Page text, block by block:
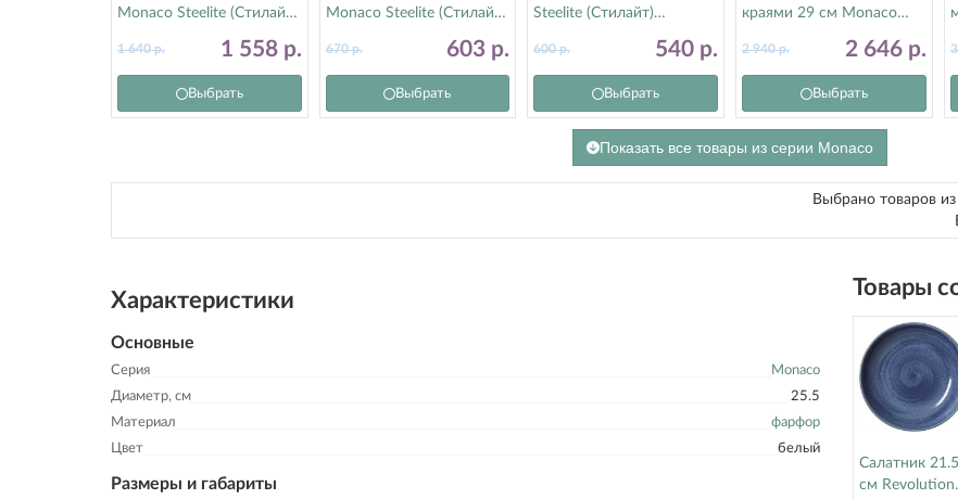
Monaco Steelite (Стилайт)
1 558 р.
1 640р.
Выбрать
Monaco Steelite (Стилайт)
603 р.
670р.
Выбрать
Steelite (Стилайт)
540 р.
600р.
Выбрать
краями 29 см Monaco
9001C1061
2 646 р.
2 940р.
Выбрать
Показать все товары из серии Monaco
Выбрано товаров
Характеристики
Основные
Серия
Monaco
Диаметр, см
25.5
Материал
фарфор
Цвет
белый
Размеры и габариты
Товары
Салатник 21.5
см Revolution